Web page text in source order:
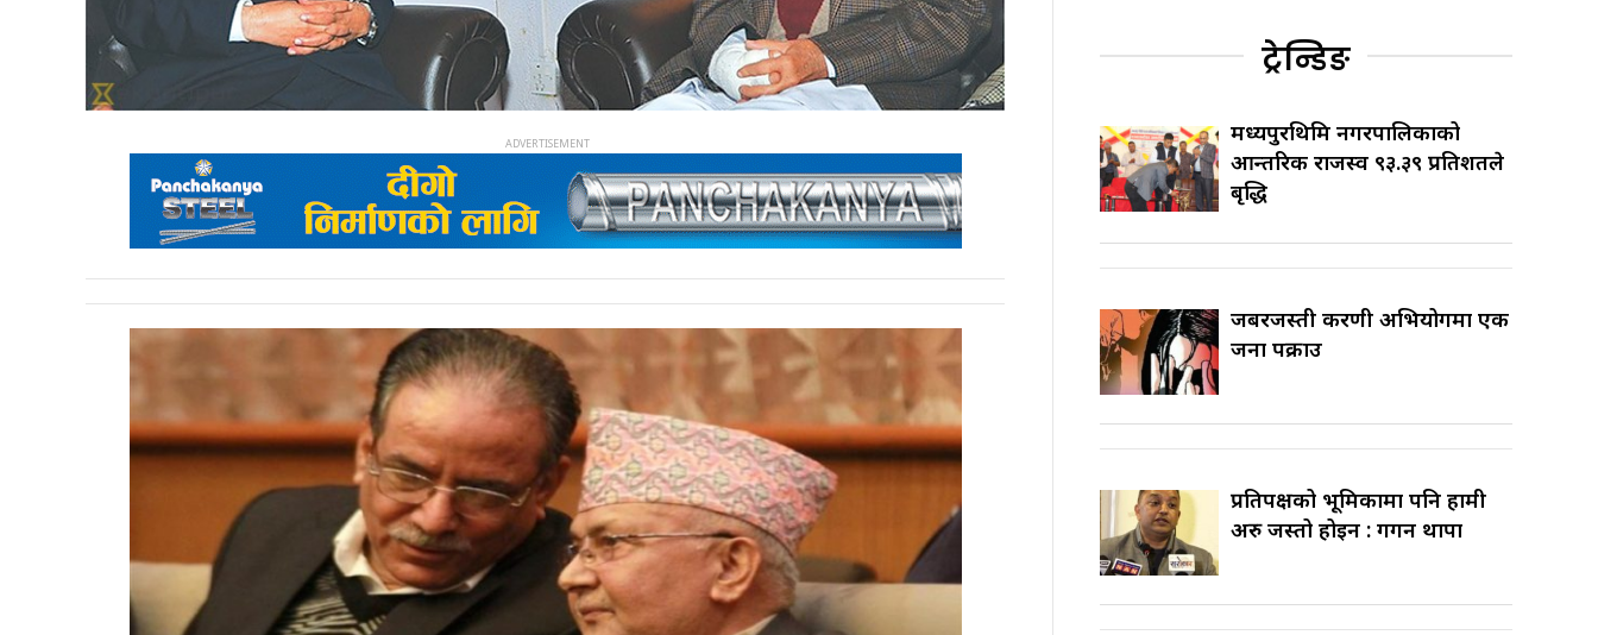
ट्रेन्डिङ
मध्यपुरथिमि नगरपालिकाको
आन्तरिक राजस्व ९३.३९ प्रतिशतले
बृद्धि
जबरजस्ती करणी अभियोगमा एक
जना पक्राउ
प्रतिपक्षको भूमिकामा पनि हामी
अरु जस्तो होइन : गगन थापा